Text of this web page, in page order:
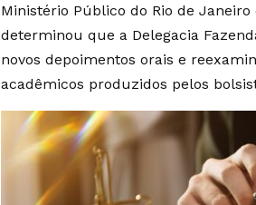
Ministério Público do Rio de
determinou que a Delegacia
novos depoimentos orais e
acadêmicos produzidos pelos